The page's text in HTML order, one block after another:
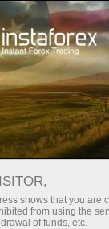
InstaForex
shows that you are
from using the
of funds, etc.